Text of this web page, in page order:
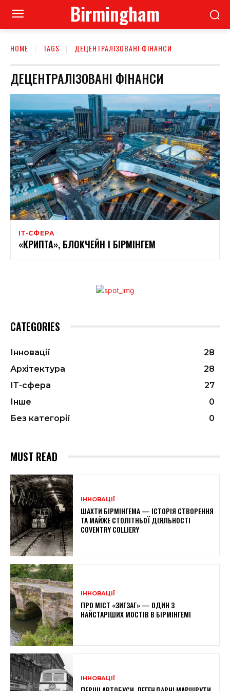
Birmingham
HOME TAGS ДЕЦЕНТРАЛІЗОВАНІ ФІНАНСИ
ДЕЦЕНТРАЛІЗОВАНІ ФІНАНСИ
ІТ-СФЕРА
«КРИПТА», БЛОКЧЕЙН І БІРМІНГЕМ
CATEGORIES
Інновації
28
Архітектура
28
ІТ-сфера
27
Інше
0
Без категорії
0
MUST READ
ІННОВАЦІЇ
ШАХТИ БІРМІНГЕМА — ІСТОРІЯ СТВОРЕННЯ
ТА МАЙЖЕ СТОЛІТНЬОЇ ДІЯЛЬНОСТІ
COVENTRY COLLIERY
ІННОВАЦІЇ
ПРО МІСТ «ЗИГЗАГ» — ОДИН З
НАЙСТАРІШИХ МОСТІВ В БІРМІНГЕМІ
ІННОВАЦІЇ